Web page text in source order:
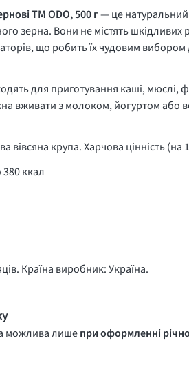
ТМ ODO, 500 г— це натуральний
зерна. Вони не містять шкідливих
що робить їх чудовим
для приготування каші, мюслі,
вживати з молоком, йогуртом
вівсяна крупа. Харчова цінність (на
380 ккал
Країна виробник: Україна.
можлива лишепри оформленні